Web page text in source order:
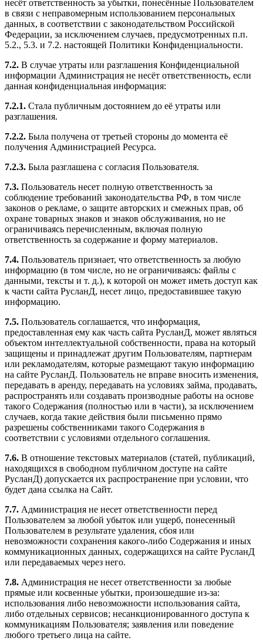
несёт ответственность за убытки, понесённые Пользователем
в связи с неправомерным использованием персональных
данных, в соответствии с законодательством Российской
Федерации, за исключением случаев, предусмотренных п.п.
5.2., 5.3. и 7.2. настоящей Политики Конфиденциальности.
7.2. В случае утраты или разглашения Конфиденциальной
информации Администрация не несёт ответственность, если
данная конфиденциальная информация:
7.2.1. Стала публичным достоянием до её утраты или
разглашения.
7.2.2. Была получена от третьей стороны до момента её
получения Администрацией Ресурса.
7.2.3. Была разглашена с согласия Пользователя.
7.3. Пользователь несет полную ответственность за
соблюдение требований законодательства РФ, в том числе
законов о рекламе, о защите авторских и смежных прав, об
охране товарных знаков и знаков обслуживания, но не
ограничиваясь перечисленным, включая полную
ответственность за содержание и форму материалов.
7.4. Пользователь признает, что ответственность за любую
информацию (в том числе, но не ограничиваясь: файлы с
данными, тексты и т. д.), к которой он может иметь доступ как
к части сайта РусланД, несет лицо, предоставившее такую
информацию.
7.5. Пользователь соглашается, что информация,
предоставленная ему как часть сайта РусланД, может являться
объектом интеллектуальной собственности, права на который
защищены и принадлежат другим Пользователям, партнерам
или рекламодателям, которые размещают такую информацию
на сайте РусланД. Пользователь не вправе вносить изменения,
передавать в аренду, передавать на условиях займа, продавать,
распространять или создавать производные работы на основе
такого Содержания (полностью или в части), за исключением
случаев, когда такие действия были письменно прямо
разрешены собственниками такого Содержания в
соответствии с условиями отдельного соглашения.
7.6. В отношение текстовых материалов (статей, публикаций,
находящихся в свободном публичном доступе на сайте
РусланД) допускается их распространение при условии, что
будет дана ссылка на Сайт.
7.7. Администрация не несет ответственности перед
Пользователем за любой убыток или ущерб, понесенный
Пользователем в результате удаления, сбоя или
невозможности сохранения какого-либо Содержания и иных
коммуникационных данных, содержащихся на сайте РусланД
или передаваемых через него.
7.8. Администрация не несет ответственности за любые
прямые или косвенные убытки, произошедшие из-за:
использования либо невозможности использования сайта,
либо отдельных сервисов; несанкционированного доступа к
коммуникациям Пользователя; заявления или поведение
любого третьего лица на сайте.